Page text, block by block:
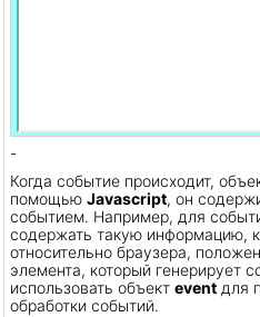
-
Когда событие происходит,
помощью Javascript, он
событием. Например, для
содержать такую информацию,
относительно браузера,
элемента, который генерирует
использовать объект event для
обработки событий.